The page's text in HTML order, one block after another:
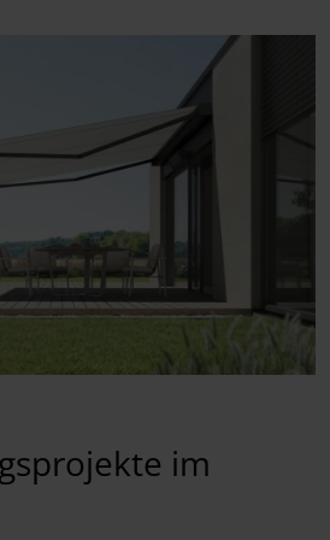
im